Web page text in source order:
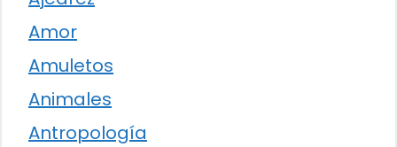
Amor
Amuletos
Animales
Antropología